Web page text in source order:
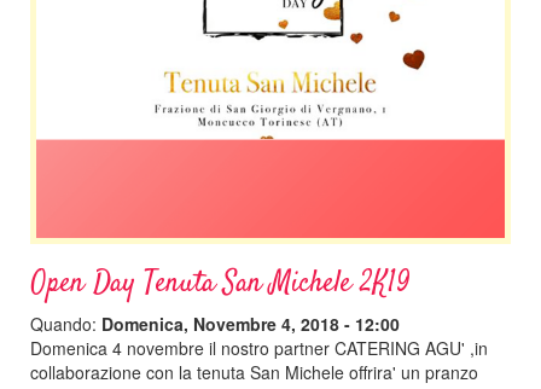
Open Day Tenuta San Michele 2K19
Quando: Domenica, Novembre 4, 2018 - 12:00
Domenica 4 novembre il nostro partner CATERING AGU' ,in
collaborazione con la tenuta San Michele offrira' un pranzo